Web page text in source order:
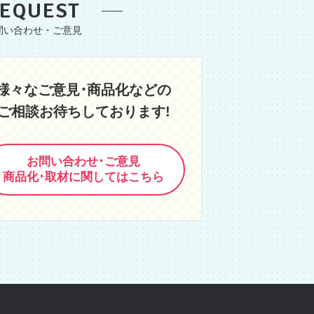
々なご意見･商品化などの
相談お待ちしております!
お問い合わせ･ご意見
商品化･取材に関してはこちら